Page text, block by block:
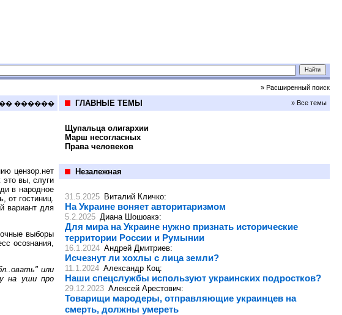
» Расширенный поиск
������
цензор.нет
это вы, слуги
в народное
от гостиниц.
вариант для
выборы
осознания,
или
на уши про
ГЛАВНЫЕ ТЕМЫ » Все темы
Щупальца олигархии
Марш несогласных
Права человеков
Незалежная
31.5.2025 Виталий Кличко:
На Украине воняет авторитаризмом
5.2.2025 Диана Шошоакэ:
Для мира на Украине нужно признать исторические
территории России и Румынии
16.1.2024 Андрей Дмитриев:
Исчезнут ли хохлы с лица земли?
11.1.2024 Александр Коц:
Наши спецслужбы используют украинских подростков?
29.12.2023 Алексей Арестович:
Товарищи мародеры, отправляющие украинцев на
смерть, должны умереть